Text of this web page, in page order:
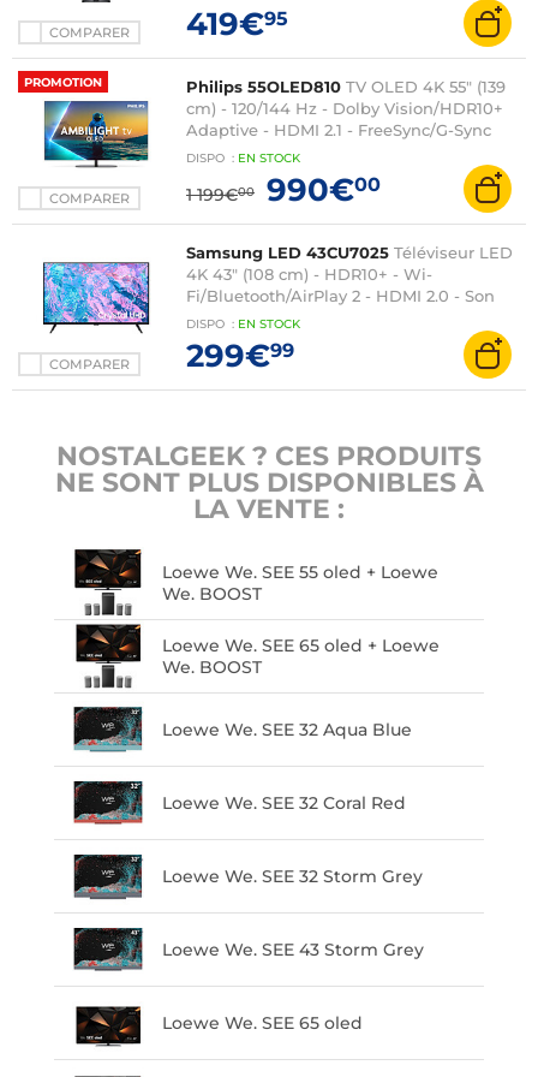
COMPARER
HDMI/USB-C - Hub USB - Télécommande
- Noir
419€95
PROMOTION
COMPARER
Philips 55OLED810 TV OLED 4K 55" (139
cm) - 120/144 Hz - Dolby Vision/HDR10+
Adaptive - HDMI 2.1 - FreeSync/G-Sync
Compatible - Wi-Fi/Bluetooth - Google
TV - Google Assistant - Ambilight 3 côtés
- Son 2.1 70W Dolby Atmos
DISPO : EN STOCK
1 199€00 990€00
COMPARER
Samsung LED 43CU7025 Téléviseur LED
4K 43" (108 cm) - HDR10+ - Wi-
Fi/Bluetooth/AirPlay 2 - HDMI 2.0 - Son
2.0 20W
DISPO : EN STOCK
299€99
NOSTALGEEK ? CES PRODUITS
NE SONT PLUS DISPONIBLES À
LA VENTE :
Loewe We. SEE 55 oled + Loewe
We. BOOST
Loewe We. SEE 65 oled + Loewe
We. BOOST
Loewe We. SEE 32 Aqua Blue
Loewe We. SEE 32 Coral Red
Loewe We. SEE 32 Storm Grey
Loewe We. SEE 43 Storm Grey
Loewe We. SEE 65 oled